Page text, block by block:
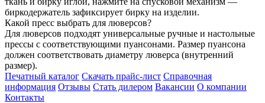
биркодержатель зафиксирует бирку на изделии.
Какой пресс выбрать для люверсов?
Для люверсов подходят универсальные ручные и настольные
прессы с соответствующими пуансонами. Размер пуансона
должен соответствовать диаметру люверса (внутренний
размер).
Печатный каталог Скачать прайс-лист Справочная
информация Отзывы Стать дилером Вакансии О компании
Контакты